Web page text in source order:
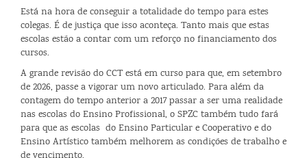
Está na hora de conseguir a totalidade do tempo para estes
colegas. É de justiça que isso aconteça. Tanto mais que estas
escolas estão a contar com um reforço no financiamento dos
cursos.
A grande revisão do CCT está em curso para que, em setembro
de 2026, passe a vigorar um novo articulado. Para além da
contagem do tempo anterior a 2017 passar a ser uma realidade
nas escolas do Ensino Profissional, o SPZC também tudo fará
para que as escolas do Ensino Particular e Cooperativo e do
Ensino Artístico também melhorem as condições de trabalho e